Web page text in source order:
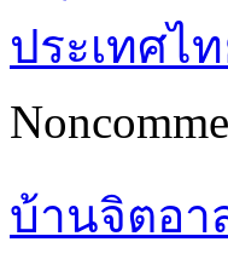
ประเทศไ
บ้านจิตอา